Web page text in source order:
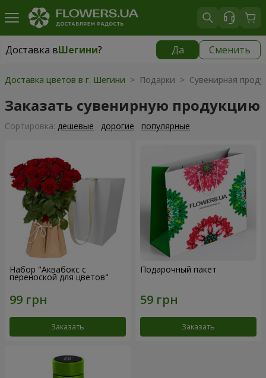
Доставка вШегини? Да Сменить
Доставка вШегини|
Доставка цветов в г. Шегини > Подарки > Сувенирная
Заказать сувенирную продукцию
Cортировка: дешевые дорогие популярные
Набор "Аквабокс с
переноской для цветов"
Заказать
Подарочный пакет
Заказать